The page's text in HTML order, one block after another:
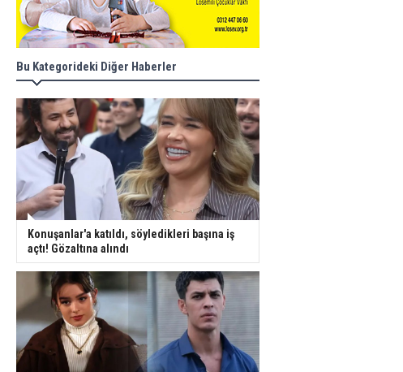
Bu Kategorideki Diğer Haberler
Konuşanlar'a katıldı, söyledikleri başına iş
açtı! Gözaltına alındı